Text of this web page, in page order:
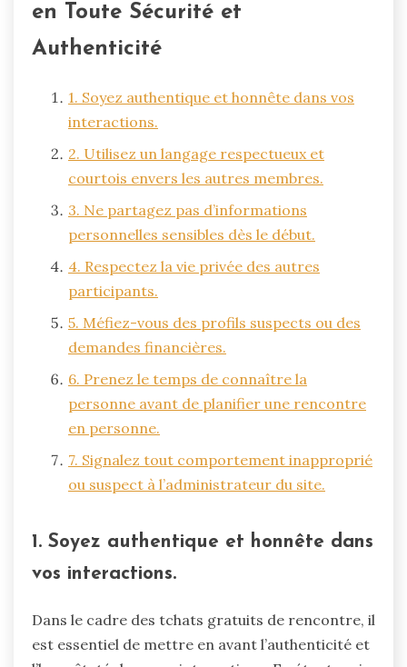
en Toute Sécurité et
Authenticité
1. Soyez authentique et honnête dans vos
interactions.
2. Utilisez un langage respectueux et
courtois envers les autres membres.
3. Ne partagez pas d’informations
personnelles sensibles dès le début.
4. Respectez la vie privée des autres
participants.
5. Méfiez-vous des profils suspects ou des
demandes financières.
6. Prenez le temps de connaître la
personne avant de planifier une rencontre
en personne.
7. Signalez tout comportement inapproprié
ou suspect à l’administrateur du site.
1. Soyez authentique et honnête dans
vos interactions.
Dans le cadre des tchats gratuits de rencontre, il
est essentiel de mettre en avant l’authenticité et